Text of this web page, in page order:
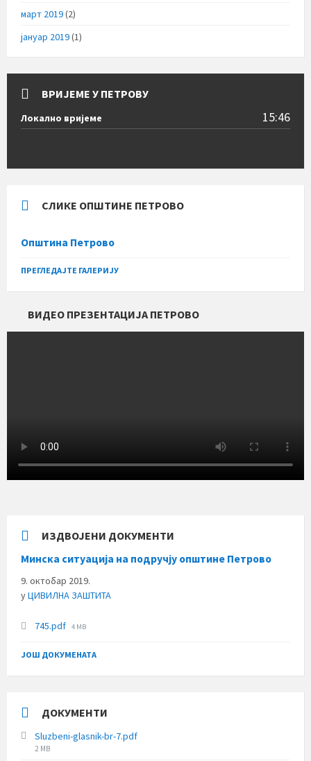
март 2019(2)
јануар 2019(1)
ВРИЈЕМЕ У ПЕТРОВУ
Локално вријеме 15:46
СЛИКЕ ОПШТИНЕ ПЕТРОВО
Општина Петрово
ПРЕГЛЕДАЈТЕ ГАЛЕРИЈУ
ВИДЕО ПРЕЗЕНТАЦИЈА ПЕТРОВО
ИЗДВОЈЕНИ ДОКУМЕНТИ
Минска ситуација на подручју општине Петрово
9. октобар 2019.
уЦИВИЛНА ЗАШТИТА
745.pdf File
4 MB
ЈОШ ДОКУМЕНАТА
ДОКУМЕНТИ
Sluzbeni-glasnik-br-7.pdf
File
2 MB